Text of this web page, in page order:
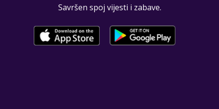
Savršen spoj vijesti i zabave.